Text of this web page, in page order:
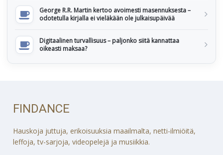
George R.R. Martin kertoo avoimesti masennuksesta –
odotetulla kirjalla ei vieläkään ole julkaisupäivää
Digitaalinen turvallisuus – paljonko siitä kannattaa
oikeasti maksaa?
FINDANCE
Hauskoja juttuja, erikoisuuksia maailmalta, netti-ilmiöitä,
leffoja, tv-sarjoja, videopelejä ja musiikkia.